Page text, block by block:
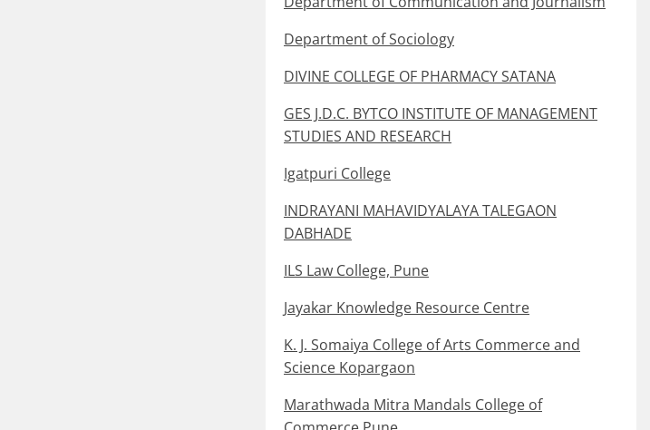
Department of Sociology
DIVINE COLLEGE OF PHARMACY SATANA
GES J.D.C. BYTCO INSTITUTE OF MANAGEMENT
STUDIES AND RESEARCH
Igatpuri College
INDRAYANI MAHAVIDYALAYA TALEGAON
DABHADE
ILS Law College, Pune
Jayakar Knowledge Resource Centre
K. J. Somaiya College of Arts Commerce and
Science Kopargaon
Marathwada Mitra Mandals College of